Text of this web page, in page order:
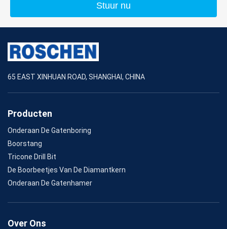
Stuur nu
65 EAST XINHUAN ROAD, SHANGHAI, CHINA
Producten
Onderaan De Gatenboring
Boorstang
Tricone Drill Bit
De Boorbeetjes Van De Diamantkern
Onderaan De Gatenhamer
Over Ons